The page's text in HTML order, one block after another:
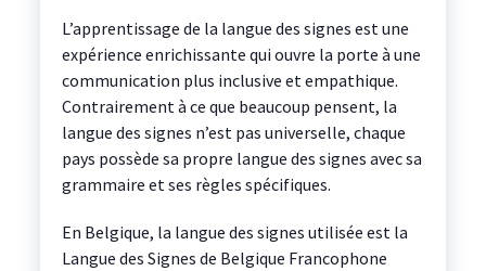
L’apprentissage de la langue des signes est une
expérience enrichissante qui ouvre la porte à une
communication plus inclusive et empathique.
Contrairement à ce que beaucoup pensent, la
langue des signes n’est pas universelle, chaque
pays possède sa propre langue des signes avec sa
grammaire et ses règles spécifiques.
En Belgique, la langue des signes utilisée est la
Langue des Signes de Belgique Francophone